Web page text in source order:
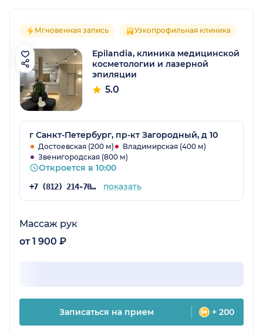
Мгновенная запись Узкопрофильная клиника
Epilandia, клиника медицинской
косметологии и лазерной
эпиляции
5.0
г Санкт-Петербург, пр-кт Загородный, д 10
Достоевская (200 м)
Владимирская (400 м)
Звенигородская (800 м)
Откроется в 10:00
+7 (812) 214-70-43 показать
Массаж рук
от 1 900 ₽
Записаться на прием + 200